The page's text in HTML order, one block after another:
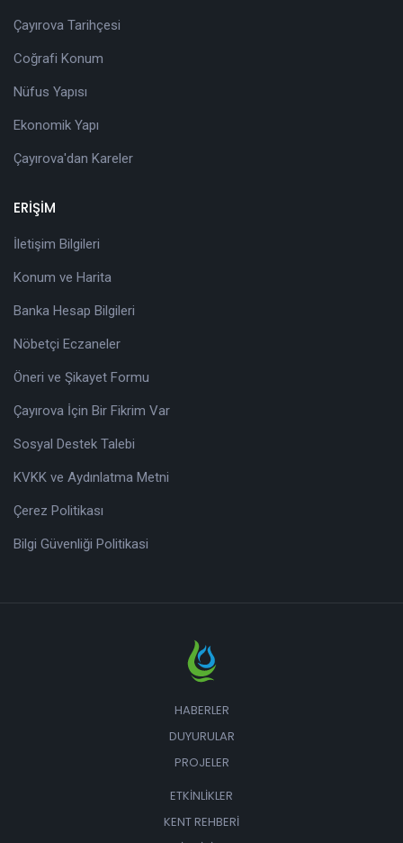
Çayırova Tarihçesi
Coğrafi Konum
Nüfus Yapısı
Ekonomik Yapı
Çayırova'dan Kareler
ERİŞİM
İletişim Bilgileri
Konum ve Harita
Banka Hesap Bilgileri
Nöbetçi Eczaneler
Öneri ve Şikayet Formu
Çayırova İçin Bir Fikrim Var
Sosyal Destek Talebi
KVKK ve Aydınlatma Metni
Çerez Politikası
Bilgi Güvenliği Politikasi
HABERLER
DUYURULAR
PROJELER
ETKINLIKLER
KENT REHBERI